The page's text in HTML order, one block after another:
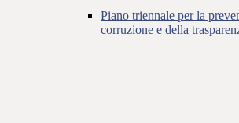
Piano triennale per la
corruzione e della